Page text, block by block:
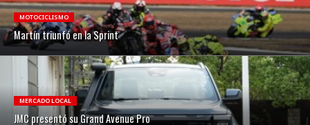
MOTOCICLISMO
Martín triunfó en la Sprint
MERCADO LOCAL
JMC presentó su Grand Avenue Pro